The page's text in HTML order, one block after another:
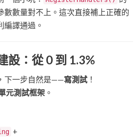
數數量對不上。這次直接補上正確的
編譯通過。
設：從 0 到 1.3%
下一步自然是——寫測試 ！
元測試框架 。
+